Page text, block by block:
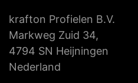
krafton Profielen B.V.
Markweg Zuid 34,
4794 SN Heijningen
Nederland